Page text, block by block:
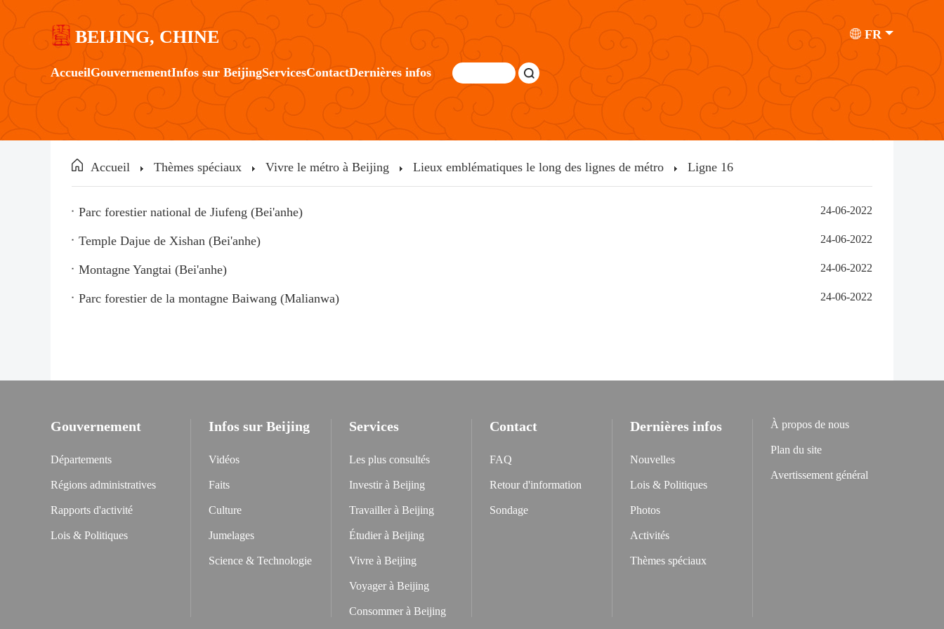
BEIJING, CHINE FR
AccueilGouvernementInfos sur BeijingServicesContactDernières infos
Accueil Thèmes spéciaux Vivre le métro à Beijing Lieux emblématiques le long des lignes de métro Ligne 16
Parc forestier national de Jiufeng (Bei'anhe) 24-06-2022
Temple Dajue de Xishan (Bei'anhe) 24-06-2022
Montagne Yangtai (Bei'anhe) 24-06-2022
Parc forestier de la montagne Baiwang (Malianwa) 24-06-2022
Gouvernement
Départements
Régions administratives
Rapports d'activité
Lois & Politiques
Infos sur Beijing
Vidéos
Faits
Culture
Jumelages
Science & Technologie
Services
Les plus consultés
Investir à Beijing
Travailler à Beijing
Étudier à Beijing
Vivre à Beijing
Voyager à Beijing
Consommer à Beijing
Contact
FAQ
Retour d'information
Sondage
Dernières infos
Nouvelles
Lois & Politiques
Photos
Activités
Thèmes spéciaux
À propos de nous
Plan du site
Avertissement général